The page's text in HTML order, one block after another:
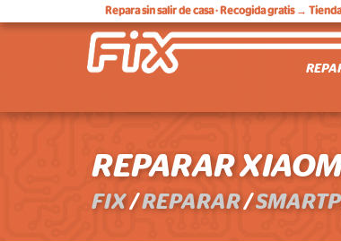
Repara sin salir de casa· Recogida gratis →
REPARAR
FIX/REPARAR/